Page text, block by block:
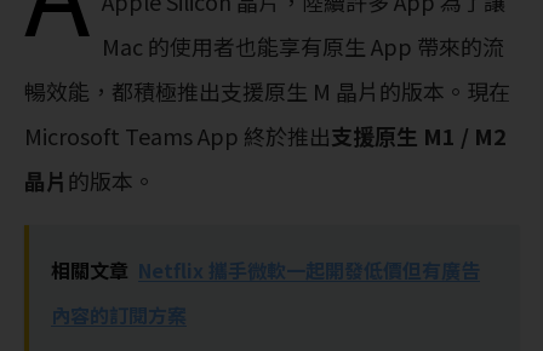
Mac 的使用者也能享有原生 App 帶來的流
暢效能，都積極推出支援原生 M 晶片的版本。現在
Microsoft Teams App 終於推出支援原生 M1 / M2
晶片 的版本。
相關文章 Netflix 攜手微軟一起開發低價但有廣告
內容的訂閱方案